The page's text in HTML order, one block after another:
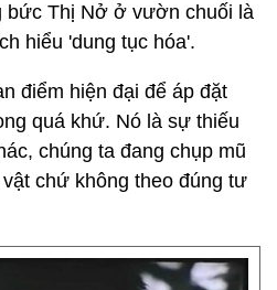
bức Thị Nở ở vườn chuối là
hiểu 'dung tục hóa'.
điểm hiện đại để áp đặt
quá khứ. Nó là sự thiếu
chúng ta đang chụp mũ
chứ không theo đúng tư